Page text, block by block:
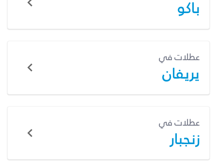
باكو
عطلات في
يريفان
عطلات في
زنجبار